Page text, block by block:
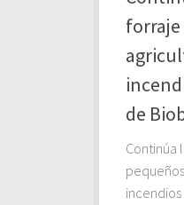
forraje
de
Continúa